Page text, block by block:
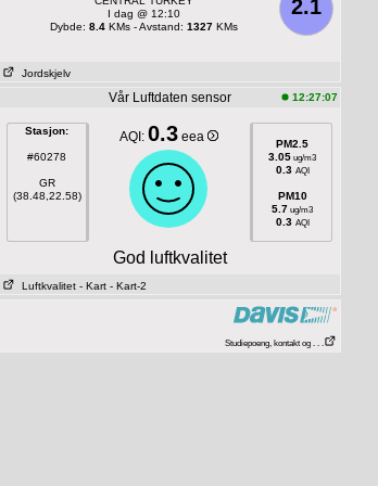
2.1
I dag @ 12:10
Dybde: 8.4KMs - Avstand: 1327KMs
Jordskjelv
Vår Luftdaten sensor 12:27:07
Stasjon:
#60278
GR
(38.48,22.58)
AQI: 0.3 eea
PM2.5
3.05 ug/m3
0.3 AQI
PM10
5.7 ug/m3
0.3 AQI
God luftkvalitet
Luftkvalitet - Kart - Kart-2
Studiepoeng, kontakt og . . .